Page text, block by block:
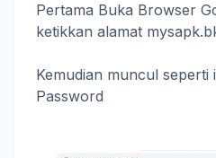
Pertama Buka Browser
ketikkan alamat
Kemudian muncul seperti
Password